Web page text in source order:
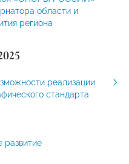
области и
региона
реализации
стандарта
развитие